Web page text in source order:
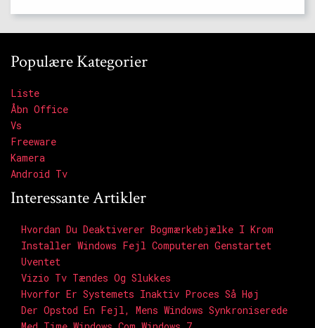
Populære Kategorier
Liste
Åbn Office
Vs
Freeware
Kamera
Android Tv
Interessante Artikler
Hvordan Du Deaktiverer Bogmærkebjælke I Krom
Installer Windows Fejl Computeren Genstartet
Uventet
Vizio Tv Tændes Og Slukkes
Hvorfor Er Systemets Inaktiv Proces Så Høj
Der Opstod En Fejl, Mens Windows Synkroniserede